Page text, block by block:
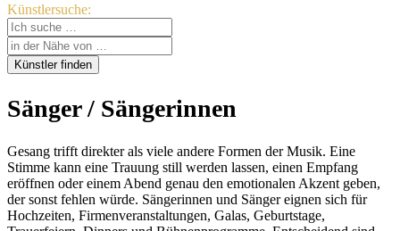
Künstlersuche:
Sänger / Sängerinnen
Gesang trifft direkter als viele andere Formen der Musik. Eine
Stimme kann eine Trauung still werden lassen, einen Empfang
eröffnen oder einem Abend genau den emotionalen Akzent geben,
der sonst fehlen würde. Sängerinnen und Sänger eignen sich für
Hochzeiten, Firmenveranstaltungen, Galas, Geburtstage,